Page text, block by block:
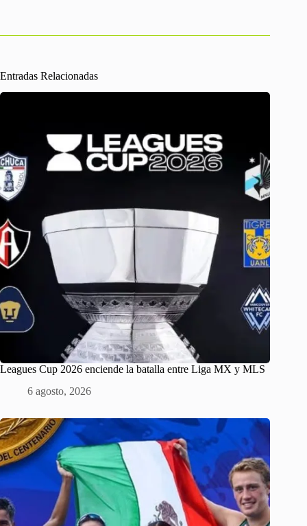
Entradas Relacionadas
Leagues Cup 2026 enciende la batalla entre Liga MX y MLS
6 agosto, 2026